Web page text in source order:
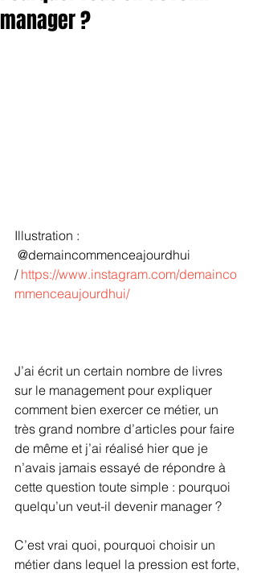
manager ?
Illustration :
@demaincommenceajourdhui
/ https://www.instagram.com/demainco
mmenceaujourdhui/
J’ai écrit un certain nombre de livres
sur le management pour expliquer
comment bien exercer ce métier, un
très grand nombre d’articles pour faire
de même et j’ai réalisé hier que je
n’avais jamais essayé de répondre à
cette question toute simple : pourquoi
quelqu’un veut-il devenir manager ?
C’est vrai quoi, pourquoi choisir un
métier dans lequel la pression est forte,